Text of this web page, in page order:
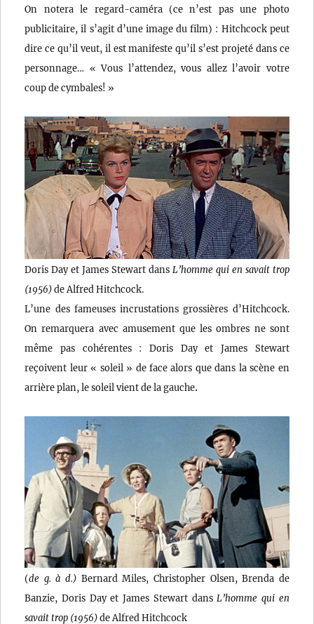
On notera le regard-caméra (ce n’est pas une photo
publicitaire, il s’agit d’une image du film) : Hitchcock peut
dire ce qu’il veut, il est manifeste qu’il s’est projeté dans ce
personnage… « Vous l’attendez, vous allez l’avoir votre
coup de cymbales! »
Doris Day et James Stewart dans L’homme qui en savait trop
(1956)de Alfred Hitchcock.
L’une des fameuses incrustations grossières d’Hitchcock.
On remarquera avec amusement que les ombres ne sont
même pas cohérentes : Doris Day et James Stewart
reçoivent leur « soleil » de face alors que dans la scène en
arrière plan, le soleil vient de la gauche.
(de g. à d.) Bernard Miles, Christopher Olsen, Brenda de
Banzie, Doris Day et James Stewart dans L’homme qui en
savait trop (1956)de Alfred Hitchcock